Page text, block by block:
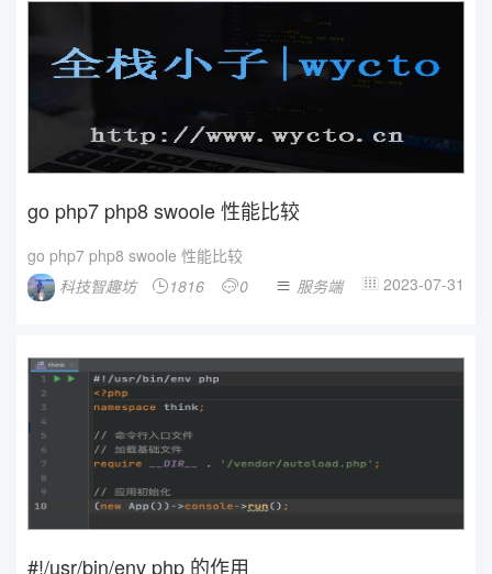
go php7 php8 swoole 性能比较
go php7 php8 swoole 性能比较
科技智趣坊
1816 0  服务端  2023-07-31
#!/usr/bin/env php 的作用